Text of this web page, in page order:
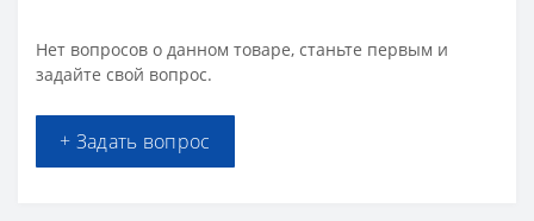
Нет вопросов о данном товаре, станьте первым и
задайте свой вопрос.
+ Задать вопрос